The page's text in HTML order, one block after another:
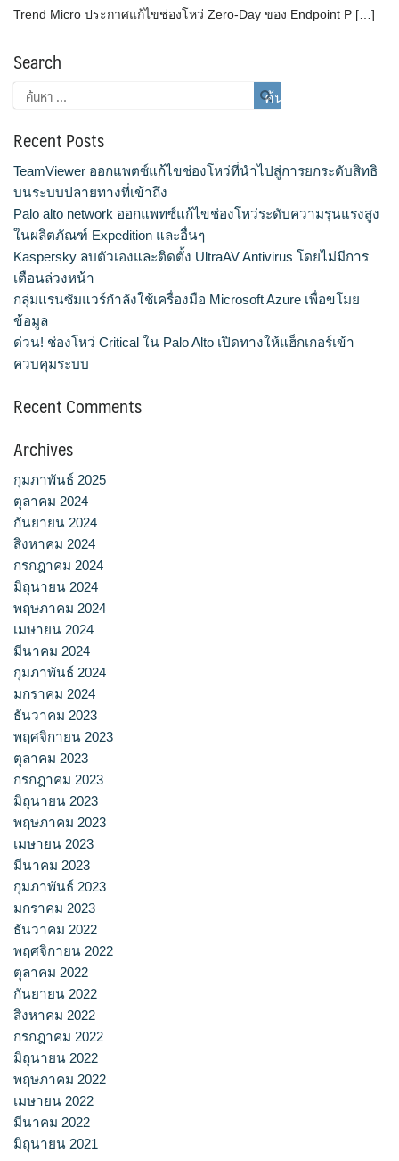
Trend Micro ประกาศแก้ไขช่องโหว่ Zero-Day ของ Endpoint P […]
Search
Recent Posts
TeamViewer ออกแพตซ์แก้ไขช่องโหว่ที่นำไปสู่การยกระดับสิทธิ
บนระบบปลายทางที่เข้าถึง
Palo alto network ออกแพทซ์แก้ไขช่องโหว่ระดับความรุนแรงสูง
ในผลิตภัณฑ์ Expedition และอื่นๆ
Kaspersky ลบตัวเองและติดตั้ง UltraAV Antivirus โดยไม่มีการ
เตือนล่วงหน้า
กลุ่มแรนซัมแวร์กำลังใช้เครื่องมือ Microsoft Azure เพื่อขโมย
ข้อมูล
ด่วน! ช่องโหว่ Critical ใน Palo Alto เปิดทางให้แฮ็กเกอร์เข้า
ควบคุมระบบ
Recent Comments
Archives
กุมภาพันธ์ 2025
ตุลาคม 2024
กันยายน 2024
สิงหาคม 2024
กรกฎาคม 2024
มิถุนายน 2024
พฤษภาคม 2024
เมษายน 2024
มีนาคม 2024
กุมภาพันธ์ 2024
มกราคม 2024
ธันวาคม 2023
พฤศจิกายน 2023
ตุลาคม 2023
กรกฎาคม 2023
มิถุนายน 2023
พฤษภาคม 2023
เมษายน 2023
มีนาคม 2023
กุมภาพันธ์ 2023
มกราคม 2023
ธันวาคม 2022
พฤศจิกายน 2022
ตุลาคม 2022
กันยายน 2022
สิงหาคม 2022
กรกฎาคม 2022
มิถุนายน 2022
พฤษภาคม 2022
เมษายน 2022
มีนาคม 2022
มิถุนายน 2021